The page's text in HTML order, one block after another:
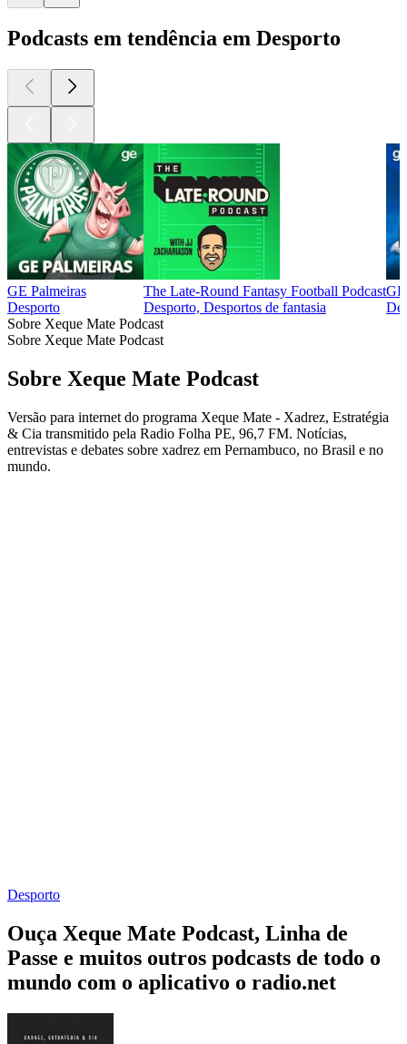
Podcasts em tendência em Desporto
GE Palmeiras
Desporto
The Late-Round Fantasy Football Podcast
Desporto, Desportos de fantasia
Sobre Xeque Mate Podcast
Sobre Xeque Mate Podcast
Sobre Xeque Mate Podcast
Versão para internet do programa Xeque Mate - Xadrez, Estratégia
& Cia transmitido pela Radio Folha PE, 96,7 FM. Notícias,
entrevistas e debates sobre xadrez em Pernambuco, no Brasil e no
mundo.
Desporto
Ouça Xeque Mate Podcast, Linha de
Passe e muitos outros podcasts de todo o
mundo com o aplicativo o radio.net